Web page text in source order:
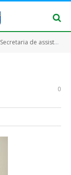
Secretaria de assistência social através do setor de identificação estão preenchendo os formulários para tirada de novas identidades.
0